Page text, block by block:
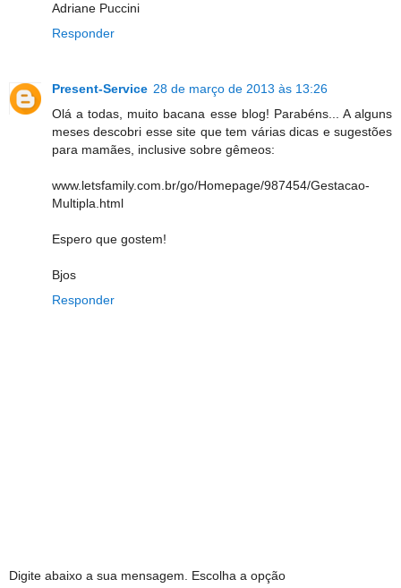
Adriane Puccini
Responder
Present-Service 28 de março de 2013 às 13:26
Olá a todas, muito bacana esse blog! Parabéns... A alguns
meses descobri esse site que tem várias dicas e sugestões
para mamães, inclusive sobre gêmeos:
www.letsfamily.com.br/go/Homepage/987454/Gestacao-
Multipla.html
Espero que gostem!
Bjos
Responder
Digite abaixo a sua mensagem. Escolha a opção